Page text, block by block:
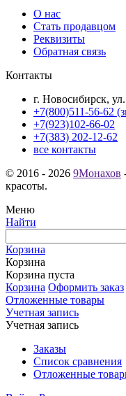
О нас
Стать продавцом
Реквизиты
Обратная связь
Контакты
г. Новосибирск,
+7(800)511-56-62
+7(923)102-66-02
+7(383) 202-12-62
все контакты
© 2016 - 2026 9Монахов
красоты.
Меню
Найти
Корзина
Корзина
Корзина пуста
Корзина Оформить заказ
Отложенные товары
Учетная запись
Учетная запись
Заказы
Список сравнения
Отложенные